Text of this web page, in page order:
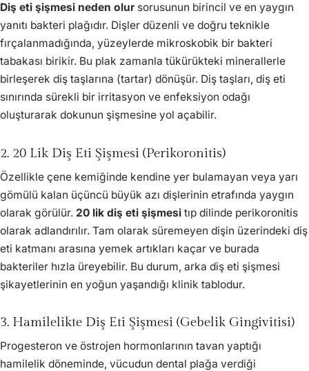
Diş eti şişmesi neden olur sorusunun birincil ve en yaygın
yanıtı bakteri plağıdır. Dişler düzenli ve doğru teknikle
fırçalanmadığında, yüzeylerde mikroskobik bir bakteri
tabakası birikir. Bu plak zamanla tükürükteki minerallerle
birleşerek diş taşlarına (tartar) dönüşür. Diş taşları, diş eti
sınırında sürekli bir irritasyon ve enfeksiyon odağı
oluşturarak dokunun şişmesine yol açabilir.
2. 20 Lik Diş Eti Şişmesi (Perikoronitis)
Özellikle çene kemiğinde kendine yer bulamayan veya yarı
gömülü kalan üçüncü büyük azı dişlerinin etrafında yaygın
olarak görülür. 20 lik diş eti şişmesi tıp dilinde perikoronitis
olarak adlandırılır. Tam olarak süremeyen dişin üzerindeki diş
eti katmanı arasına yemek artıkları kaçar ve burada
bakteriler hızla üreyebilir. Bu durum, arka diş eti şişmesi
şikayetlerinin en yoğun yaşandığı klinik tablodur.
3. Hamilelikte Diş Eti Şişmesi (Gebelik Gingivitisi)
Progesteron ve östrojen hormonlarının tavan yaptığı
hamilelik döneminde, vücudun dental plağa verdiği